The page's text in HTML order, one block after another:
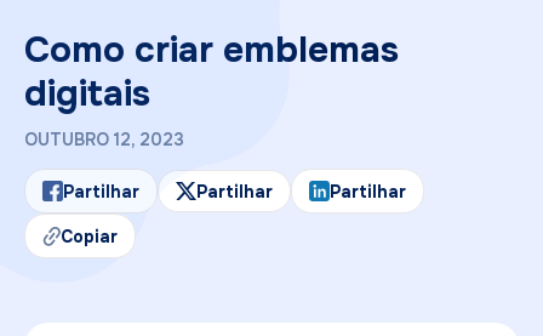
Como criar emblemas
digitais
OUTUBRO 12, 2023
Partilhar Partilhar Partilhar
Copiar